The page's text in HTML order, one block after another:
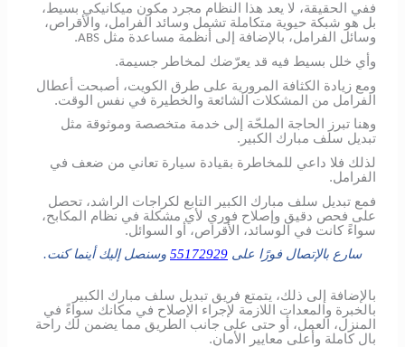
ففي الحقيقة، لا يعد هذا النظام مجرد مكون ميكانيكي بسيط،
بل هو شبكة حيوية متكاملة تشمل وسائد الفرامل، والأقراص،
وسائل الفرامل، بالإضافة إلى أنظمة مساعدة مثلABS
.
وأي خلل بسيط فيه قد يعرّضك لمخاطر جسيمة.
ومع زيادة الكثافة المرورية على طرق الكويت، أصبحت أعطال
الفرامل من المشكلات الشائعة والخطيرة في نفس الوقت.
وهنا تبرز الحاجة الملحّة إلى خدمة متخصصة وموثوقة مثل
تبديل سلف مبارك الكبير.
لذلك فلا داعي للمخاطرة بقيادة سيارة تعاني من ضعف في
الفرامل.
فمع تبديل سلف مبارك الكبير التابع لكراجات الراشد، تحصل
على فحص دقيق وإصلاح فوري لأي مشكلة في نظام المكابح،
سواءً كانت في الوسائد، الأقراص، أو السوائل.
سارع بالإتصال فورًا على 55172929 وسنصل إليك أينما كنت.
بالإضافة إلى ذلك، يتمتع فريق تبديل سلف مبارك الكبير
بالخبرة والمعدات اللازمة لإجراء الإصلاح في مكانك سواءً في
المنزل، العمل، أو حتى على جانب الطريق مما يضمن لك راحة
بال كاملة وأعلى معايير الأمان.